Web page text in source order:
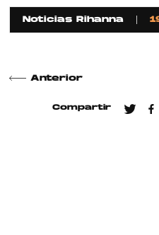
Noticias Rihanna
Anterior
Compartir